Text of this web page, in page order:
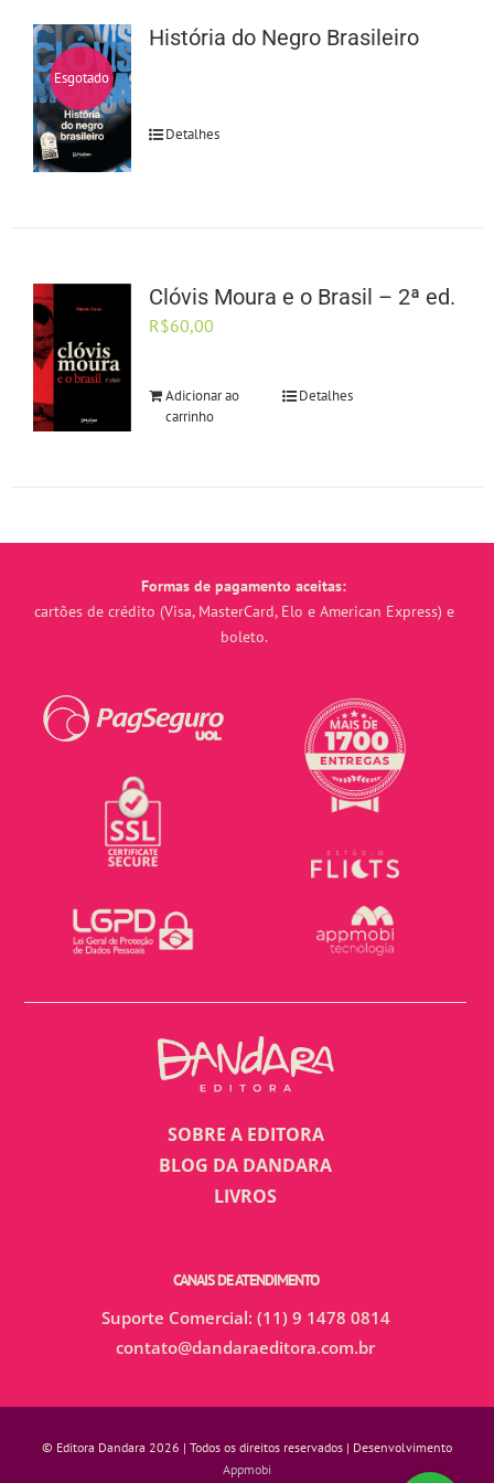
Esgotado
História do Negro Brasileiro
Detalhes
Clóvis Moura e o Brasil – 2ª ed.
R$60,00
Adicionar ao
carrinho
Detalhes
Formas de pagamento aceitas:
cartões de crédito (Visa, MasterCard, Elo e American Express) e
boleto.
SOBRE A EDITORA
BLOG DA DANDARA
LIVROS
CANAIS DE ATENDIMENTO
Suporte Comercial: (11) 9 1478 0814
contato@dandaraeditora.com.br
© Editora Dandara 2026 | Todos os direitos reservados | Desenvolvimento
Appmobi